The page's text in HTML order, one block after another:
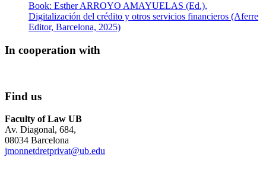
Book: Esther ARROYO AMAYUELAS (Ed.),
Digitalización del crédito y otros servicios financieros (Aferre
Editor, Barcelona, 2025)
In cooperation with
Find us
Faculty of Law UB
Av. Diagonal, 684,
08034 Barcelona
jmonnetdretprivat@ub.edu